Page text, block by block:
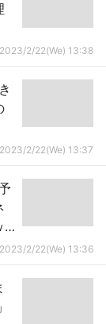
2023/2/22(We) 13:38
2023/2/22(We) 13:37
2023/2/22(We) 13:36